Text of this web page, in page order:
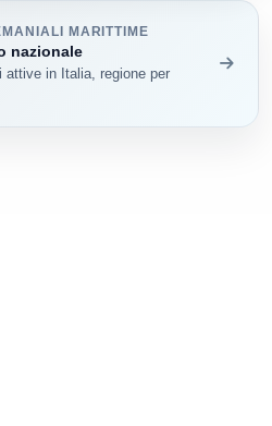
MARITTIME
nazionale
attive in Italia, regione per